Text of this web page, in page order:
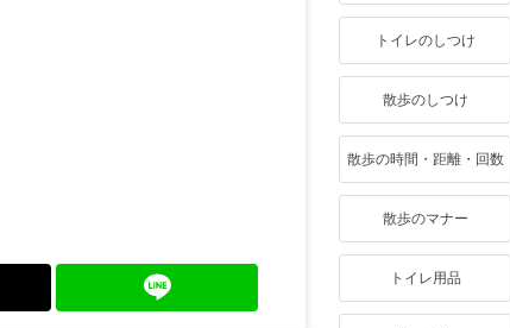
トイレのしつけ
散歩のしつけ
散歩の時間・距離・回数
散歩のマナー
トイレ用品